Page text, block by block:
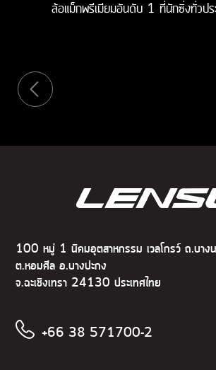
ล้อแม็กพรีเมียมอันดับ 1 ที่นักซิ่งทั่วประ
100 หมู่ 1 นิคมอุตสาหกรรม เวลโกรว์ ถ.บาง
ต.หอมศีล อ.บางปะกง
จ.ฉะเชิงเทรา 24130 ประเทศไทย
+66 38 571700-2